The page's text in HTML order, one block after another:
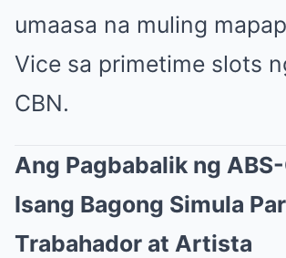
umaasa na muling
Vice sa primetime slots
CBN.
Ang Pagbabalik ng
Isang Bagong Simula
Trabahador at Artista